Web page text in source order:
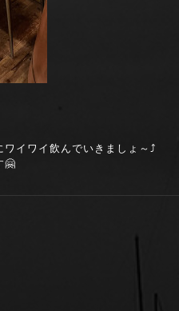
イワイ飲んでいきましょ～⤴️
🤗